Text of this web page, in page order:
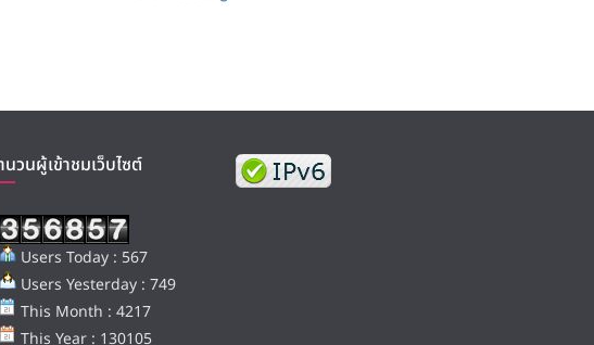
นวนผู้เข้าชมเว็บไซต์
Users Today : 567
Users Yesterday : 749
This Month : 4217
This Year : 130105